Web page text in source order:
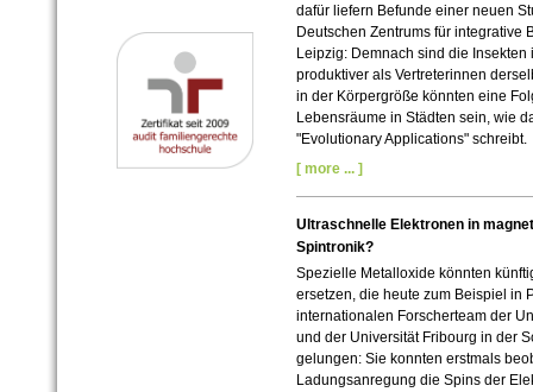
dafür liefern Befunde einer neuen
Deutschen Zentrums für integrative
Leipzig: Demnach sind die
produktiver als Vertreterinnen
in der Körpergröße könnten eine
Lebensräume in Städten sein, wie
"Evolutionary Applications" schreibt.
[ more ... ]
Ultraschnelle Elektronen in
Spintronik?
Spezielle Metalloxide könnten
ersetzen, die heute zum Beispiel in
internationalen Forscherteam der
und der Universität Fribourg in der
gelungen: Sie konnten erstmals
Ladungsanregung die Spins der